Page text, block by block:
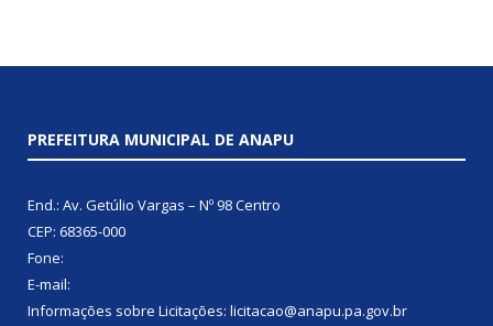
PREFEITURA MUNICIPAL DE ANAPU
End.: Av. Getúlio Vargas – Nº 98 Centro
CEP: 68365-000
Fone:
E-mail:
Informações sobre Licitações: licitacao@anapu.pa.gov.br